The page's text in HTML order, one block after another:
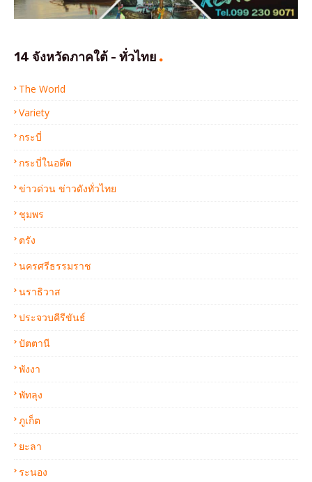
14 จังหวัดภาคใต้ - ทั่วไทย
The World
Variety
กระบี่
กระบี่ในอดีต
ข่าวด่วน ข่าวดังทั่วไทย
ชุมพร
ตรัง
นครศรีธรรมราช
นราธิวาส
ประจวบคีรีขันธ์
ปัตตานี
พังงา
พัทลุง
ภูเก็ต
ยะลา
ระนอง